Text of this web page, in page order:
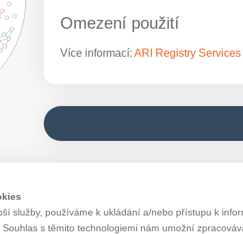
Omezení použití
Více informací: ARI Registry Services
služby, používáme k ukládání a/nebo přístupu k
s těmito technologiemi nám umožní